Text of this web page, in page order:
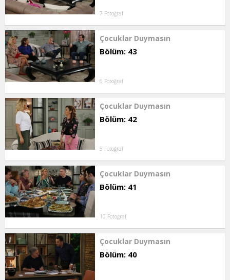
7 Fotoğraf
Çocuklar Duymasın
Bölüm: 43
6 Fotoğraf
Çocuklar Duymasın
Bölüm: 42
5 Fotoğraf
Çocuklar Duymasın
Bölüm: 41
10 Fotoğraf
Çocuklar Duymasın
Bölüm: 40